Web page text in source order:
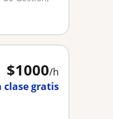
$1000/h
clase gratis